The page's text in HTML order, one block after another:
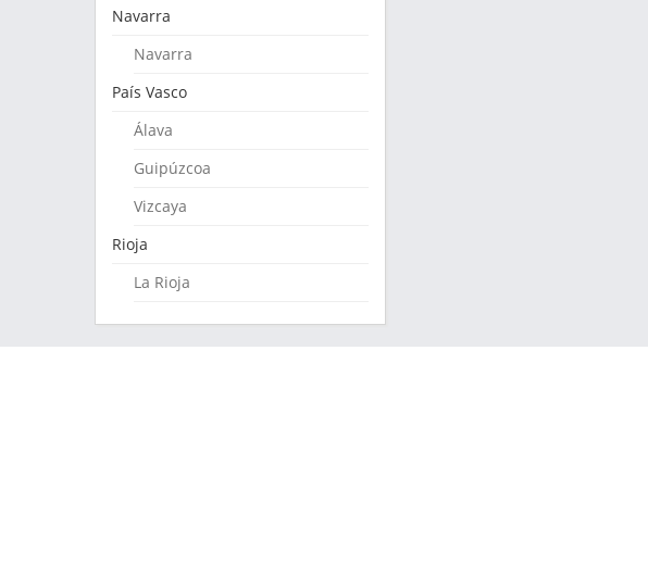
Navarra
Navarra
País Vasco
Álava
Guipúzcoa
Vizcaya
Rioja
La Rioja